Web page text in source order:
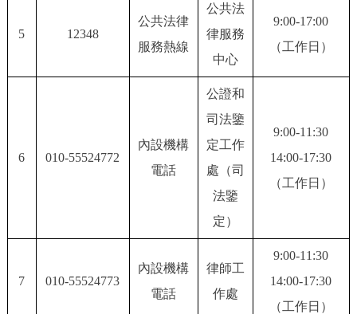
ENGLISH 한국어 日本語
PORTUGUÊS
回到頂部
5 12348
公共法律
服務熱線
公共法
律服務
中心
9:00-17:00
（工作日）
6 010-55524772
內設機構
電話
公證和
司法鑒
定工作
處（司
法鑒
定）
9:00-11:30
14:00-17:30
（工作日）
7 010-55524773
內設機構
電話
律師工
作處
9:00-11:30
14:00-17:30
（工作日）